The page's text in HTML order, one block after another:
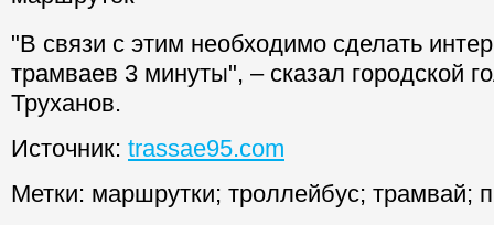
"В связи с этим необходимо сделать
трамваев 3 минуты", – сказал городской
Труханов.
Источник: trassae95.com
Метки: маршрутки; троллейбус; трамвай;